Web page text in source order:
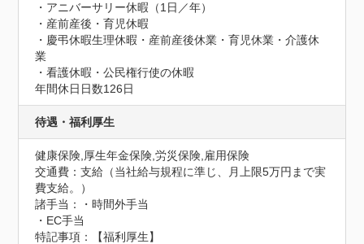
・アニバーサリー休暇（1日／年）
・産前産後・育児休暇
・慶弔休暇生理休暇・産前産後休業・育児休業・介護休
業
・看護休暇・公民権行使の休暇
年間休日日数126日
待遇・福利厚生
健康保険,厚生年金保険,労災保険,雇用保険
交通費：支給（当社給与規程に準じ、月上限5万円まで実
費支給。）
諸手当：・時間外手当
・EC手当
特記事項：【福利厚生】